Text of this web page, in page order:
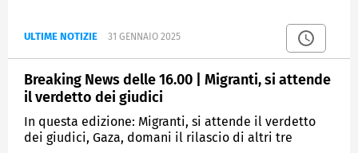
ULTIME NOTIZIE 31 GENNAIO 2025
Breaking News delle 16.00 | Migranti, si attende
il verdetto dei giudici
In questa edizione: Migranti, si attende il verdetto
dei giudici, Gaza, domani il rilascio di altri tre